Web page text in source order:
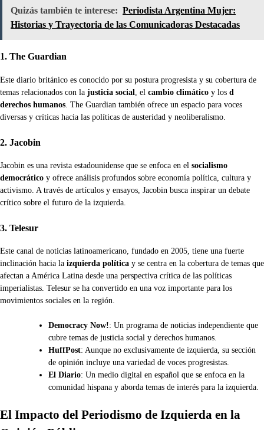
Quizás también te interese: Periodista Argentina Mujer:
Historias y Trayectoria de las Comunicadoras Destacadas
1. The Guardian
Este diario británico es conocido por su postura progresista y su cobertura de
temas relacionados con la justicia social , el cambio climático y los d
derechos humanos . The Guardian también ofrece un espacio para voces
diversas y críticas hacia las políticas de austeridad y neoliberalismo.
2. Jacobin
Jacobin es una revista estadounidense que se enfoca en el socialismo
democrático y ofrece análisis profundos sobre economía política, cultura y
activismo. A través de artículos y ensayos, Jacobin busca inspirar un debate
crítico sobre el futuro de la izquierda.
3. Telesur
Este canal de noticias latinoamericano, fundado en 2005, tiene una fuerte
inclinación hacia la izquierda política y se centra en la cobertura de temas que
afectan a América Latina desde una perspectiva crítica de las políticas
imperialistas. Telesur se ha convertido en una voz importante para los
movimientos sociales en la región.
Democracy Now!: Un programa de noticias independiente que
cubre temas de justicia social y derechos humanos.
HuffPost: Aunque no exclusivamente de izquierda, su sección
de opinión incluye una variedad de voces progresistas.
El Diario: Un medio digital en español que se enfoca en la
comunidad hispana y aborda temas de interés para la izquierda.
El Impacto del Periodismo de Izquierda en la